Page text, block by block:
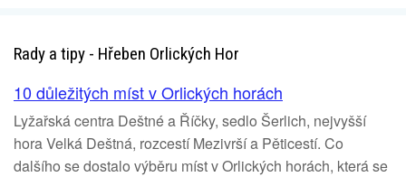
Rady a tipy - Hřeben Orlických Hor
10 důležitých míst v Orlických horách
Lyžařská centra Deštné a Říčky, sedlo Šerlich, nejvyšší
hora Velká Deštná, rozcestí Mezivrší a Pěticestí. Co
dalšího se dostalo výběru míst v Orlických horách, která se